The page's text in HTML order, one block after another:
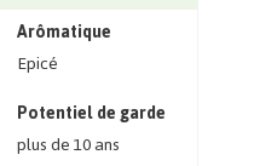
Arômatique
Epicé
Potentiel de garde
plus de 10 ans